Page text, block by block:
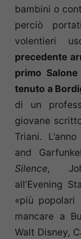
bambini o
perciò
volentieri
precedente
primo
tenuto a
di un
giovane
Triani.
and
Silence,
all’Evening
«più popolari
mancare a
Walt Disney,